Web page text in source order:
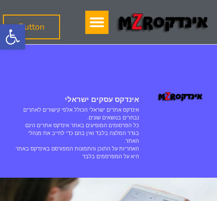
Button
אינדקס עסקים ישראלי
אינדקס אתרים ישראלי הכולל אלפי קישורים לאתרים
נבחרים בנושאים שונים.
כל הפרסומים המופיעים באתר אינדקס אתרים הינם
בגדר המלצה בלבד ואין בהם כדי לחייב את מנהלי
האתר.
האחריות על התוכן והתמונות המפורסם באינדקס באתר
היא על המפרסמים בלבד